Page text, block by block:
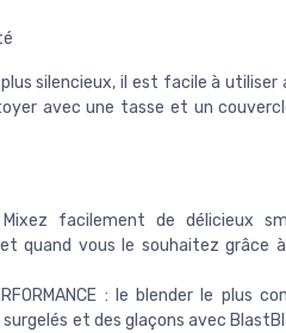
silencieux, il est facile à utiliser
avec une tasse et un
: Mixez facilement de délicieux
quand vous le souhaitez grâce
: le blender le plus
et des glaçons avec